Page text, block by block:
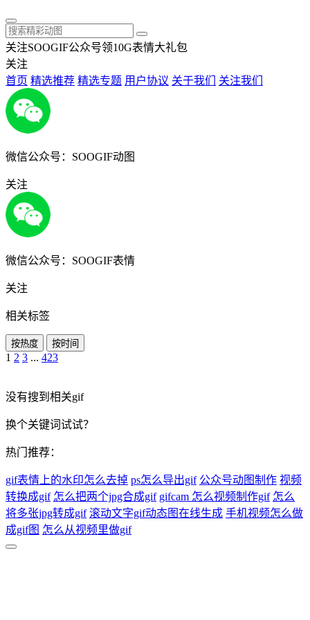
关注SOOGIF公众号领10G表情大礼包
关注
首页 精选推荐 精选专题 用户协议 关于我们 关注我们
微信公众号：SOOGIF动图
关注
微信公众号：SOOGIF表情
关注
相关标签
按热度 按时间
1 2 3 ... 423
没有搜到相关gif
换个关键词试试？
热门推荐：
gif表情上的水印怎么去掉 ps怎么导出gif 公众号动图制作 视频
转换成gif 怎么把两个jpg合成gif gifcam 怎么视频制作gif 怎么
将多张jpg转成gif 滚动文字gif动态图在线生成 手机视频怎么做
成gif图 怎么从视频里做gif